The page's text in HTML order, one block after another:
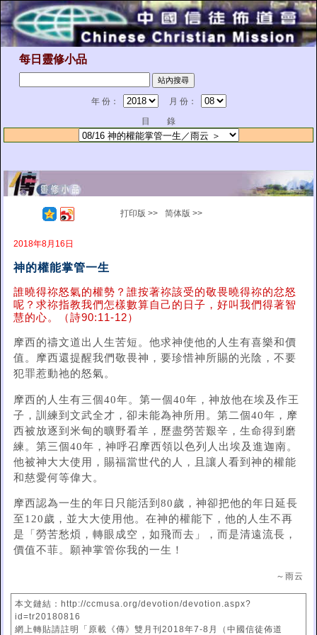
每日靈修小品
年 份：
月 份：
目 錄
打印版 >> 简体版 >>
2018年8月16日
神的權能掌管一生
誰曉得祢怒氣的權勢？誰按著祢該受的敬畏曉得祢的忿怒
呢？求祢指教我們怎樣數算自己的日子，好叫我們得著智
慧的心。（詩90:11-12）
摩西的禱文道出人生苦短。他求神使他的人生有喜樂和價
值。摩西還提醒我們敬畏神，要珍惜神所賜的光陰，不要
犯罪惹動祂的怒氣。
摩西的人生有三個40年。第一個40年，神放他在埃及作王
子，訓練到文武全才，卻未能為神所用。第二個40年，摩
西被放逐到米甸的曠野看羊，歷盡勞苦艱辛，生命得到磨
練。第三個40年，神呼召摩西領以色列人出埃及進迦南。
他被神大大使用，賜福當世代的人，且讓人看到神的權能
和慈愛何等偉大。
摩西認為一生的年日只能活到80歲，神卻把他的年日延長
至120歲，並大大使用他。在神的權能下，他的人生不再
是「勞苦愁煩，轉眼成空，如飛而去」，而是清遠流長，
價值不菲。願神掌管你我的一生！
～雨云
本文鏈結：http://ccmusa.org/devotion/devotion.aspx?
id=tr20180816
網上轉貼請註明「原載《傳》雙月刊2018年7-8月（中國信徒佈道